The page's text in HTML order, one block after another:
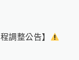
調整公告】